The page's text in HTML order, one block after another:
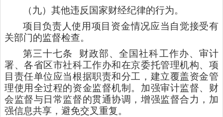
（九）其他违反国家财经纪律的行为。
项目负责人使用项目资金情况应当自觉接受有
关部门的监督检查。
第三十七条
财政部、全国社科工作办、审计
署、各省区市社科工作办和在京委托管理机构、项
目责任单位应当根据职责和分工，建立覆盖资金管
理使用全过程的资金监督机制。加强审计监督、财
会监督与日常监督的贯通协调，增强监督合力，加
强信息共享，避免交叉重复。